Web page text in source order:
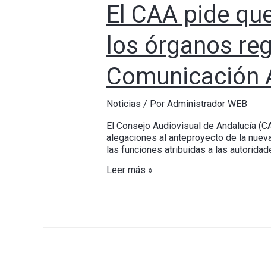
El CAA pide
los órganos
Comunicación
Noticias / Por Administrador WEB
El Consejo Audiovisual de Andalucía
alegaciones al anteproyecto de la
las funciones atribuidas a las
Leer más »